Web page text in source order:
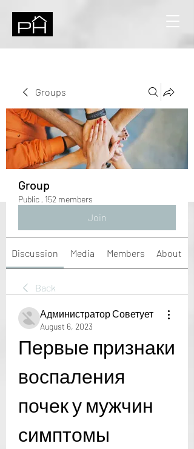
Groups
Group
Public · 152 members
Join
Discussion Media Members About
Back
Администратор Советует
August 6, 2023
Первые признаки
воспаления
почек у мужчин
симптомы